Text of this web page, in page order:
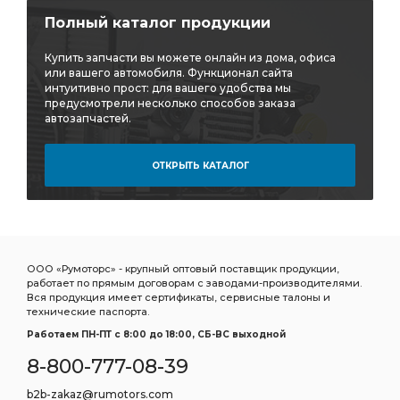
тройник горизонтальный CAMOZZI D6412
горизонтальный CAMOZZI D6412
Дв.Д-21 Д-120 Трактора:ВМТЗ
Дв.Д-21 Д-120 Трактора:ВМТЗ Т-25/Т-16
ГАЗ-52 52-04-1000104 ГАЗ УАЗ Дв.
ГАЗ УАЗ Дв. ЗМЗ-402 УАЗ Дв. ЗМЗ-402
УАЗ Дв. ЗМЗ-402 УМЗ-421
Комплект коренных вкладышей 1,50
Полный каталог продукции
Купить запчасти вы можете онлайн из дома, офиса
или вашего автомобиля. Функционал сайта
интуитивно прост: для вашего удобства мы
предусмотрели несколько способов заказа
автозапчастей.
ОТКРЫТЬ КАТАЛОГ
ООО «Румоторс» - крупный оптовый поставщик продукции,
работает по прямым договорам с заводами-производителями.
Вся продукция имеет сертификаты, сервисные талоны и
технические паспорта.
Работаем ПН-ПТ c 8:00 до 18:00, СБ-ВС выходной
8-800-777-08-39
b2b-zakaz@rumotors.com